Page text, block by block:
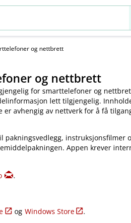
og nettbrett
og nettbrett
for smarttelefoner og
lett tilgjengelig.
avhengig av nettverk for å få
pakningsvedlegg, instruksjonsfilmer
Appen krever
.
og Windows Store
.